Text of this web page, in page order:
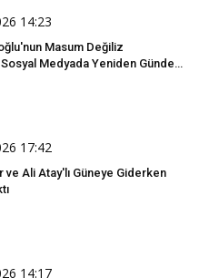
14:23
Masum Değiliz
Medyada Yeniden Gündem
17:42
ve Ali Atay'lı Güneye Giderken
14:17